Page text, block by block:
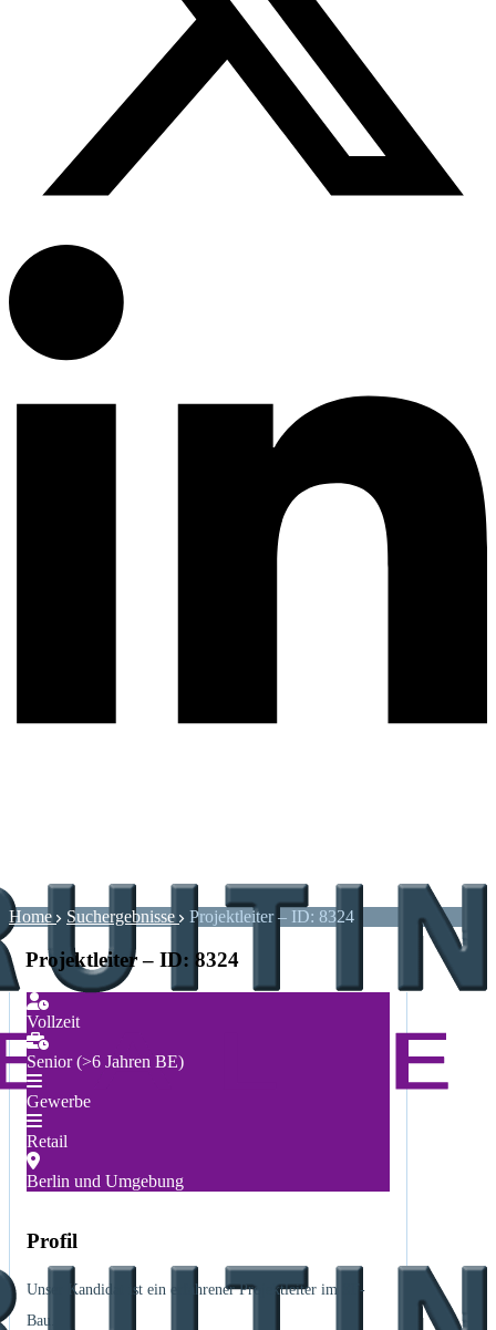
Home Suchergebnisse Projektleiter – ID: 8324
Projektleiter – ID: 8324
Vollzeit
Senior (>6 Jahren BE)
Gewerbe
Retail
Berlin und Umgebung
Profil
Unser Kandidat ist ein erfahrener Projektleiter im SF-
Bau.